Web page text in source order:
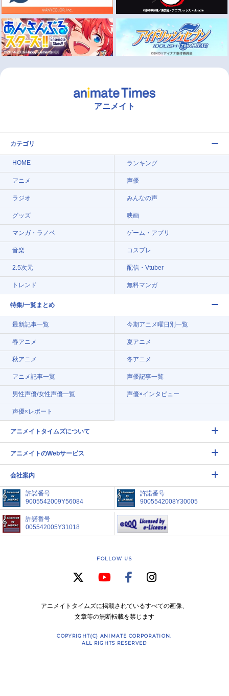
アニメイト
カテゴリ
HOME ランキング
アニメ 声優
ラジオ みんなの声
グッズ 映画
マンガ・ラノベ ゲーム・アプリ
音楽 コスプレ
2.5次元 配信・Vtuber
トレンド 無料マンガ
特集/一覧まとめ
最新記事一覧 今期アニメ曜日別一覧
春アニメ 夏アニメ
秋アニメ 冬アニメ
アニメ記事一覧 声優記事一覧
男性声優/女性声優一覧 声優×インタビュー
声優×レポート
アニメイトタイムズについて
アニメイトのWebサービス
会社案内
許諾番号
9005542009Y56084
許諾番号
9005542008Y30005
許諾番号
005542005Y31018
FOLLOW US
アニメイトタイムズに掲載されているすべての画像、
文章等の無断転載を禁じます
COPYRIGHT(C) ANIMATE CORPORATION.
ALL RIGHTS RESERVED